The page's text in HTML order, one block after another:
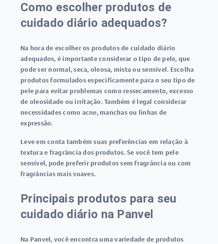
Como escolher produtos de
cuidado diário adequados?
Na hora de escolher os produtos de cuidado diário
adequados, é importante considerar o tipo de pele, que
pode ser normal, seca, oleosa, mista ou sensível. Escolha
produtos formulados especificamente para o seu tipo de
pele para evitar problemas como ressecamento, excesso
de oleosidade ou irritação. Também é legal considerar
necessidades como acne, manchas ou linhas de
expressão.
Leve em conta também suas preferências em relação à
textura e fragrância dos produtos. Se você tem pele
sensível, pode preferir produtos sem fragrância ou com
fragrâncias mais suaves.
Principais produtos para seu
cuidado diário na Panvel
Na Panvel, você encontra uma variedade de produtos